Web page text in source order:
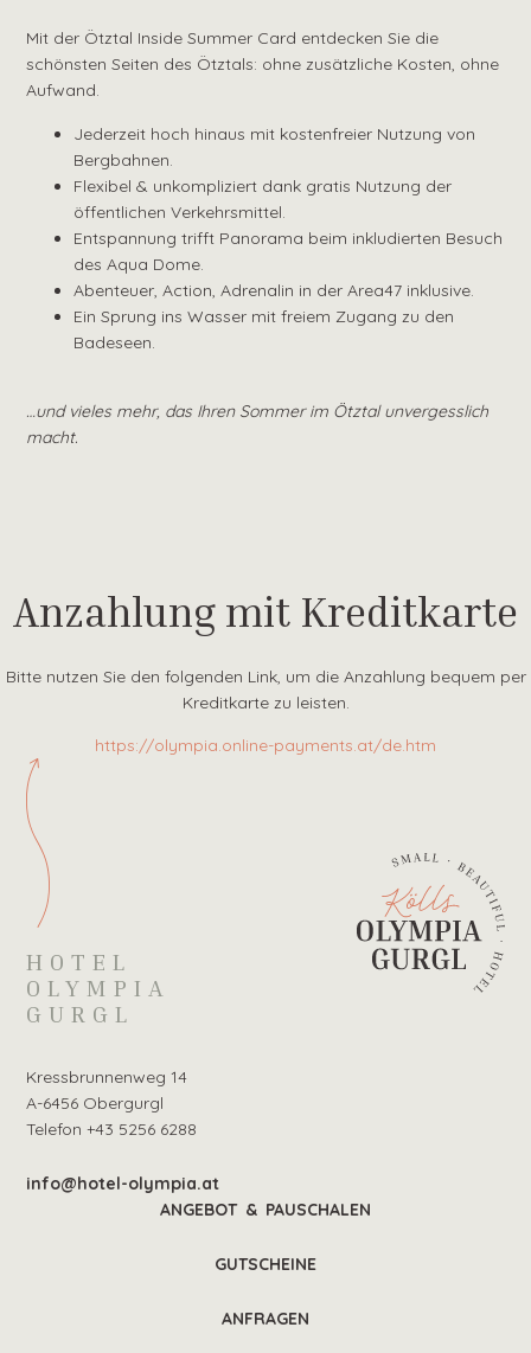
Mit der Ötztal Inside Summer Card entdecken Sie die
schönsten Seiten des Ötztals: ohne zusätzliche Kosten, ohne
Aufwand.
Jederzeit hoch hinaus mit kostenfreier Nutzung von
Bergbahnen.
Flexibel & unkompliziert dank gratis Nutzung der
öffentlichen Verkehrsmittel.
Entspannung trifft Panorama beim inkludierten Besuch
des Aqua Dome.
Abenteuer, Action, Adrenalin in der Area47 inklusive.
Ein Sprung ins Wasser mit freiem Zugang zu den
Badeseen.
…und vieles mehr, das Ihren Sommer im Ötztal unvergesslich
macht.
Anzahlung mit Kreditkarte
Bitte nutzen Sie den folgenden Link, um die Anzahlung bequem per
Kreditkarte zu leisten.
https://olympia.online-payments.at/de.htm
HOTEL
OLYMPIA
GURGL
Kressbrunnenweg 14
A-6456 Obergurgl
Telefon +43 5256 6288
info@hotel-olympia.at
ANGEBOT & PAUSCHALEN
GUTSCHEINE
ANFRAGEN